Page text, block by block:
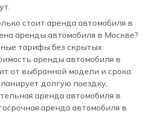
стоит аренда автомобиля в
аренды автомобиля в Москве?
тарифы без скрытых
аренды автомобиля в
от выбранной модели и срока.
долгую поездку,
аренда автомобиля в
аренда автомобиля в